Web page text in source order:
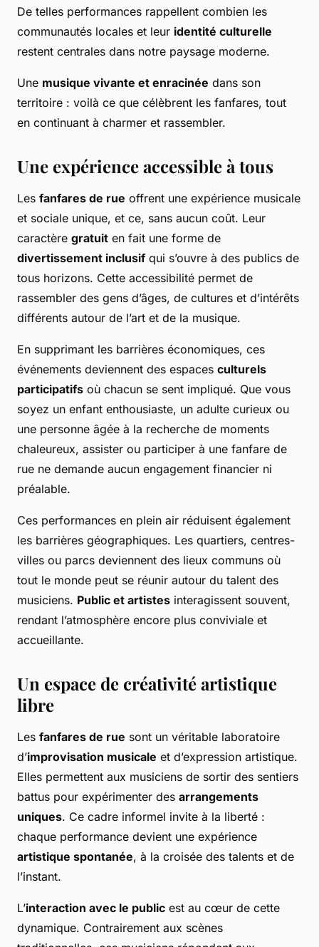
De telles performances rappellent combien les
communautés locales et leur identité culturelle
restent centrales dans notre paysage moderne.
Une musique vivante et enracinée dans son
territoire : voilà ce que célèbrent les fanfares, tout
en continuant à charmer et rassembler.
Une expérience accessible à tous
Les fanfares de rue offrent une expérience musicale
et sociale unique, et ce, sans aucun coût. Leur
caractère gratuit en fait une forme de
divertissement inclusifqui s’ouvre à des publics de
tous horizons. Cette accessibilité permet de
rassembler des gens d’âges, de cultures et d’intérêts
différents autour de l’art et de la musique.
En supprimant les barrières économiques, ces
événements deviennent des espaces culturels
participatifs où chacun se sent impliqué. Que vous
soyez un enfant enthousiaste, un adulte curieux ou
une personne âgée à la recherche de moments
chaleureux, assister ou participer à une fanfare de
rue ne demande aucun engagement financier ni
préalable.
Ces performances en plein air réduisent également
les barrières géographiques. Les quartiers, centres-
villes ou parcs deviennent des lieux communs où
tout le monde peut se réunir autour du talent des
musiciens. Public et artistes interagissent souvent,
rendant l’atmosphère encore plus conviviale et
accueillante.
Un espace de créativité artistique
libre
Les fanfares de rue sont un véritable laboratoire
d’improvisation musicale et d’expression artistique.
Elles permettent aux musiciens de sortir des sentiers
battus pour expérimenter des arrangements
uniques. Ce cadre informel invite à la liberté :
chaque performance devient une expérience
artistique spontanée, à la croisée des talents et de
l’instant.
L’interaction avec le public est au cœur de cette
dynamique. Contrairement aux scènes